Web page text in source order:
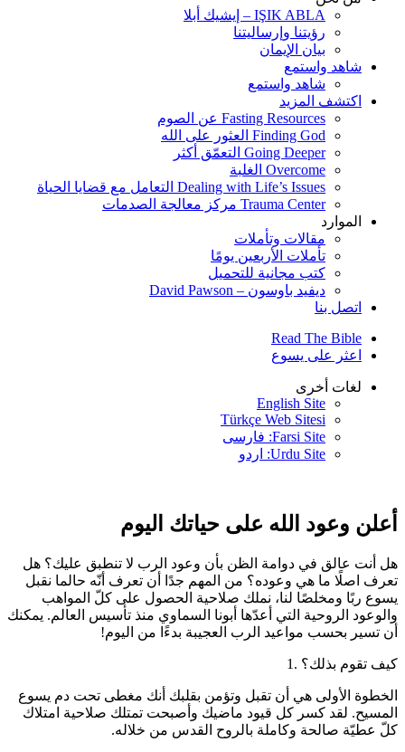
IŞIK ABLA – إيشيك أبلا
رؤيتنا وإرساليتنا
بيان الإيمان
شاهد واستمع
شاهد واستمع
اكتشف المزيد
Fasting Resources عن الصوم
Finding God العثور على الله
Going Deeper التعمّق أكثر
Overcome الغلبة
Dealing with Life’s Issues التعامل مع قضايا الحياة
Trauma Center مركز معالجة الصدمات
الموارد
مقالات وتأملات
تأملات الأربعين يومًا
كتب مجانية للتحميل
ديفيد باوسون – David Pawson
اتصل بنا
Read The Bible
اعثر على يسوع
لغات أخرى
English Site
Türkçe Web Sitesi
Farsi Site: فارسی
Urdu Site: اردو
أعلن وعود الله على حياتك اليوم
هل أنت عالق في دوامة الظن بأن وعود الرب لا تنطبق عليك؟ هل
تعرف اصلًا ما هي وعوده؟ من المهم جدًا أن تعرف أنّه حالما نقبل
يسوع ربًا ومخلصًا لنا، نملك صلاحية الحصول على كلّ المواهب
والوعود الروحية التي أعدّها أبونا السماوي منذ تأسيس العالم. يمكنك
أن تسير بحسب مواعيد الرب العجيبة بدءًا من اليوم!
كيف تقوم بذلك؟ .1
الخطوة الأولى هي أن تقبل وتؤمن بقلبك أنك مغطى تحت دم يسوع
المسيح. لقد كسر كل قيود ماضيك وأصبحت تمتلك صلاحية امتلاك
كلّ عطيّة صالحة وكاملة بالروح القدس من خلاله.